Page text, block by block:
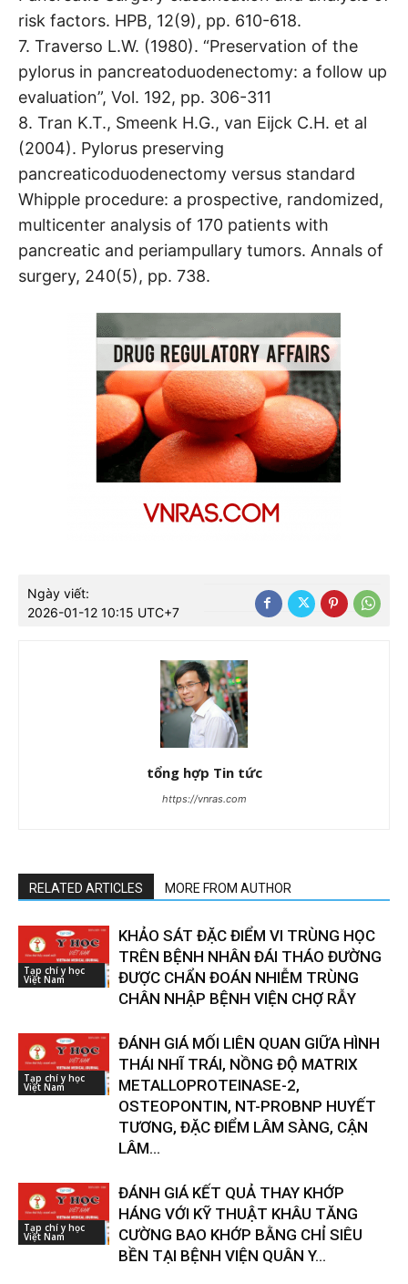
risk factors. HPB, 12(9), pp. 610-618.
7. Traverso L.W. (1980). “Preservation of the
pylorus in pancreatoduodenectomy: a follow up
evaluation”, Vol. 192, pp. 306-311
8. Tran K.T., Smeenk H.G., van Eijck C.H. et al
(2004). Pylorus preserving
pancreaticoduodenectomy versus standard
Whipple procedure: a prospective, randomized,
multicenter analysis of 170 patients with
pancreatic and periampullary tumors. Annals of
surgery, 240(5), pp. 738.
Ngày viết:
2026-01-12 10:15 UTC+7
tổng hợp Tin tức
https://vnras.com
RELATED ARTICLES MORE FROM AUTHOR
Tạp chí y học
Việt Nam
KHẢO SÁT ĐẶC ĐIỂM VI TRÙNG HỌC
TRÊN BỆNH NHÂN ĐÁI THÁO ĐƯỜNG
ĐƯỢC CHẨN ĐOÁN NHIỄM TRÙNG
CHÂN NHẬP BỆNH VIỆN CHỢ RẪY
Tạp chí y học
Việt Nam
ĐÁNH GIÁ MỐI LIÊN QUAN GIỮA HÌNH
THÁI NHĨ TRÁI, NỒNG ĐỘ MATRIX
METALLOPROTEINASE-2,
OSTEOPONTIN, NT-PROBNP HUYẾT
TƯƠNG, ĐẶC ĐIỂM LÂM SÀNG, CẬN
LÂM...
Tạp chí y học
Việt Nam
ĐÁNH GIÁ KẾT QUẢ THAY KHỚP
HÁNG VỚI KỸ THUẬT KHÂU TĂNG
CƯỜNG BAO KHỚP BẰNG CHỈ SIÊU
BỀN TẠI BỆNH VIỆN QUÂN Y...